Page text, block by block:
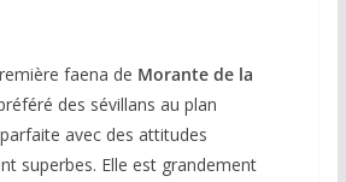
faena de Morante de la
des sévillans au plan
avec des attitudes
superbes. Elle est grandement